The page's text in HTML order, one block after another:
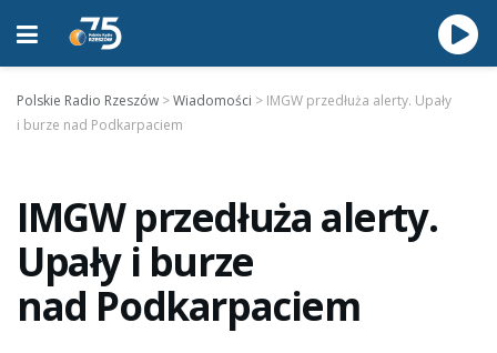
Polskie Radio Rzeszów >Wiadomości > IMGW przedłuża alerty. Upały
i burze nad Podkarpaciem
IMGW przedłuża alerty.
Upały i burze
nad Podkarpaciem